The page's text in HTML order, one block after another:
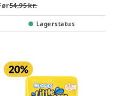
54,95 kr.
Lagerstatus